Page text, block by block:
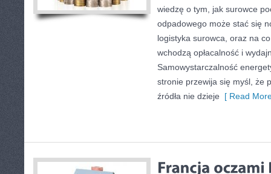
wiedzę o tym, jak surowce
odpadowego może stać się
logistyka surowca, oraz na
wchodzą opłacalność i
Samowystarczalność
stronie przewija się myśl, że
źródła nie dzieje [ Read